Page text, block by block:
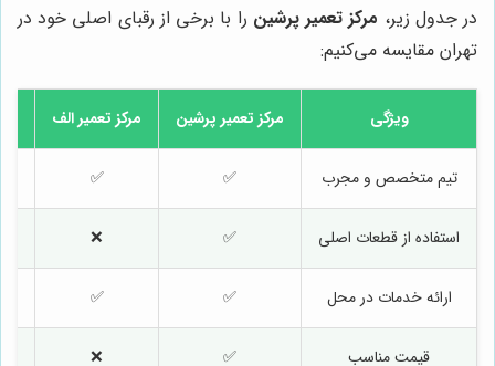
در جدول زیر، مرکز تعمیر پرشین را با برخی از رقبای اصلی خود در
تهران مقایسه می‌کنیم:
ویژگی مرکز تعمیر پرشین مرکز تعمیر الف
تیم متخصص و مجرب ✅
✅
استفاده از قطعات اصلی ✅
❌
ارائه خدمات در محل ✅
✅
قیمت مناسب ✅
❌